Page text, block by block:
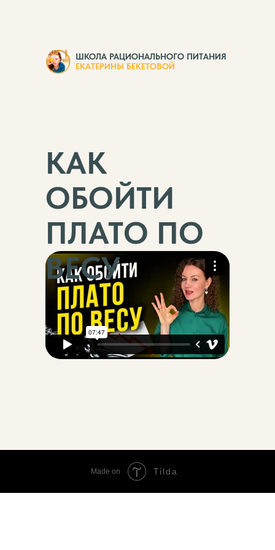
КАК
ОБОЙТИ
ПЛАТО ПО
ВЕСУ
ШКОЛА РАЦИОНАЛЬНОГО ПИТАНИЯ
ЕКАТЕРИНЫ БЕКЕТОВОЙ
Made on Tilda